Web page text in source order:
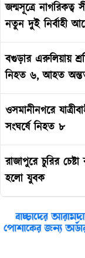
জন্মসূত্রে নাগরিকত্ব
নতুন দুই নির্বাহী
বগুড়ার এরুলিয়ায়
নিহত ৬, আহত
ওসমানীনগরে
সংঘর্ষে নিহত ৮
রাজাপুরে চুরির
হলো যুবক